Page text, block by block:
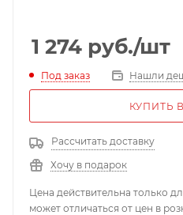
1 274 руб./шт
Под заказ Нашли
КУПИТЬ
Рассчитать доставку
Хочу в подарок
Цена действительна только
может отличаться от цен в